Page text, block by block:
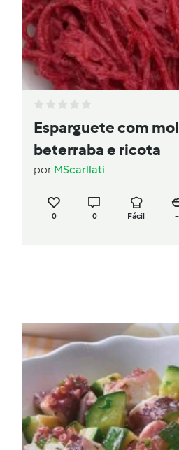
Esparguete com
beterraba e ricota
por MScarllati
0 0 Fácil